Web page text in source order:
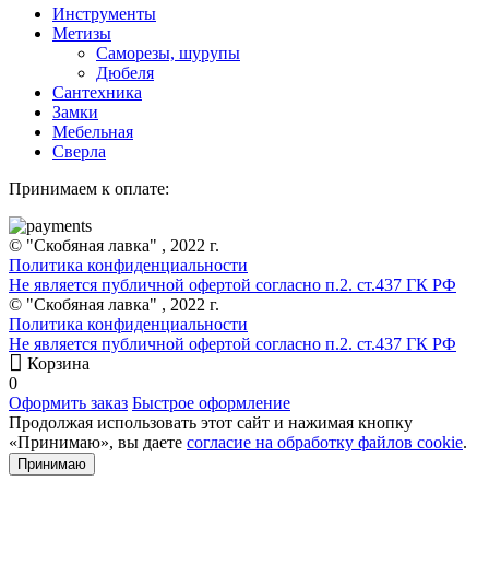
Инструменты
Метизы
Саморезы, шурупы
Дюбеля
Сантехника
Замки
Мебельная
Сверла
Принимаем к оплате:
© "Скобяная лавка" , 2022 г.
Политика конфиденциальности
Не является публичной офертой согласно п.2. ст.437 ГК РФ
© "Скобяная лавка" , 2022 г.
Политика конфиденциальности
Не является публичной офертой согласно п.2. ст.437 ГК РФ
Корзина
0
Оформить заказ Быстрое оформление
Продолжая использовать этот сайт и нажимая кнопку
«Принимаю», вы даете согласие на обработку файлов cookie.
Принимаю